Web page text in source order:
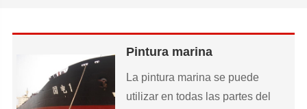
Pintura marina
La pintura marina se puede
utilizar en todas las partes del